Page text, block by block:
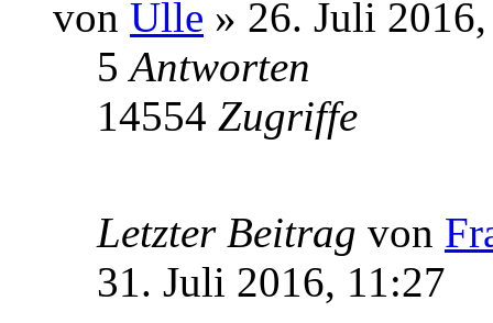
von Ulle » 26. Juli
5Antworten
14554 Zugriffe
Letzter Beitrag von
31. Juli 2016, 11:27